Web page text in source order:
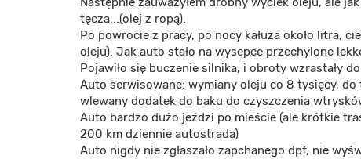
tęcza...(olej z ropą).
Po powrocie z pracy, po nocy kałuża około litra,
oleju). Jak auto stało na wysepce przechylone
Pojawiło się buczenie silnika, i obroty wzrastały
Auto serwisowane: wymiany oleju co 8 tysięcy,
wlewany dodatek do baku do czyszczenia
Auto bardzo dużo jeździ po mieście (ale krótkie
200 km dziennie autostrada)
Auto nigdy nie zgłaszało zapchanego dpf, nie